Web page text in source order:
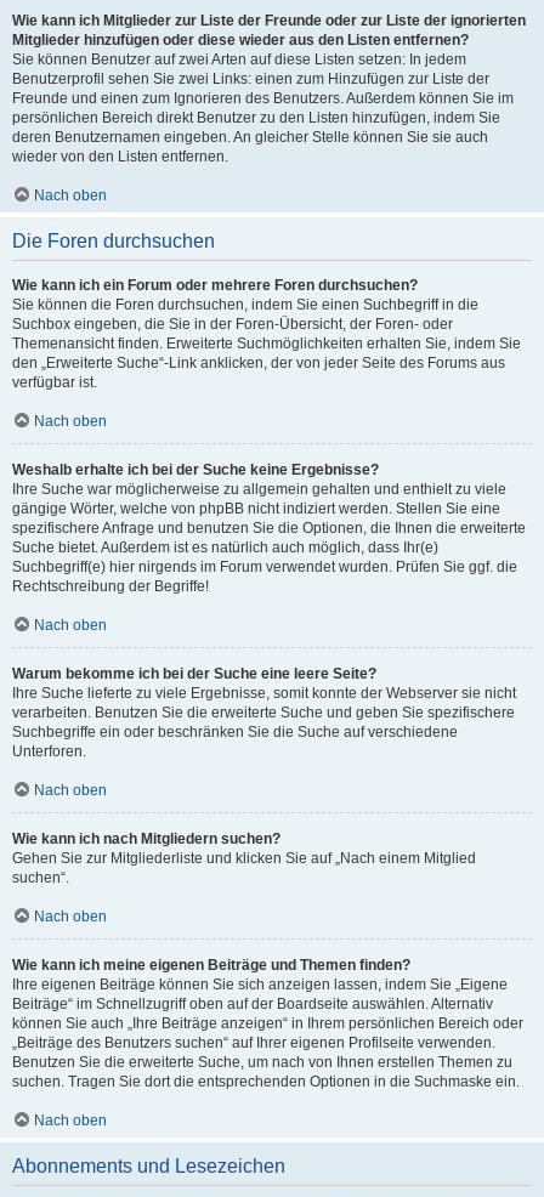
Wie kann ich Mitglieder zur Liste der Freunde oder zur Liste der ignorierten
Mitglieder hinzufügen oder diese wieder aus den Listen entfernen?
Sie können Benutzer auf zwei Arten auf diese Listen setzen: In jedem
Benutzerprofil sehen Sie zwei Links: einen zum Hinzufügen zur Liste der
Freunde und einen zum Ignorieren des Benutzers. Außerdem können Sie im
persönlichen Bereich direkt Benutzer zu den Listen hinzufügen, indem Sie
deren Benutzernamen eingeben. An gleicher Stelle können Sie sie auch
wieder von den Listen entfernen.
Nach oben
Die Foren durchsuchen
Wie kann ich ein Forum oder mehrere Foren durchsuchen?
Sie können die Foren durchsuchen, indem Sie einen Suchbegriff in die
Suchbox eingeben, die Sie in der Foren-Übersicht, der Foren- oder
Themenansicht finden. Erweiterte Suchmöglichkeiten erhalten Sie, indem Sie
den „Erweiterte Suche“-Link anklicken, der von jeder Seite des Forums aus
verfügbar ist.
Nach oben
Weshalb erhalte ich bei der Suche keine Ergebnisse?
Ihre Suche war möglicherweise zu allgemein gehalten und enthielt zu viele
gängige Wörter, welche von phpBB nicht indiziert werden. Stellen Sie eine
spezifischere Anfrage und benutzen Sie die Optionen, die Ihnen die erweiterte
Suche bietet. Außerdem ist es natürlich auch möglich, dass Ihr(e)
Suchbegriff(e) hier nirgends im Forum verwendet wurden. Prüfen Sie ggf. die
Rechtschreibung der Begriffe!
Nach oben
Warum bekomme ich bei der Suche eine leere Seite?
Ihre Suche lieferte zu viele Ergebnisse, somit konnte der Webserver sie nicht
verarbeiten. Benutzen Sie die erweiterte Suche und geben Sie spezifischere
Suchbegriffe ein oder beschränken Sie die Suche auf verschiedene
Unterforen.
Nach oben
Wie kann ich nach Mitgliedern suchen?
Gehen Sie zur Mitgliederliste und klicken Sie auf „Nach einem Mitglied
suchen“.
Nach oben
Wie kann ich meine eigenen Beiträge und Themen finden?
Ihre eigenen Beiträge können Sie sich anzeigen lassen, indem Sie „Eigene
Beiträge“ im Schnellzugriff oben auf der Boardseite auswählen. Alternativ
können Sie auch „Ihre Beiträge anzeigen“ in Ihrem persönlichen Bereich oder
„Beiträge des Benutzers suchen“ auf Ihrer eigenen Profilseite verwenden.
Benutzen Sie die erweiterte Suche, um nach von Ihnen erstellen Themen zu
suchen. Tragen Sie dort die entsprechenden Optionen in die Suchmaske ein.
Nach oben
Abonnements und Lesezeichen